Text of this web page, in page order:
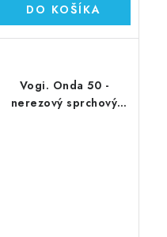
DO KOŠÍKA
Vogi. Onda 50 -
nerezový sprchový